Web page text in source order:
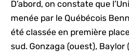
D’abord, on constate que
menée par le Québécois
été classée en première
sud. Gonzaga (ouest), Baylor